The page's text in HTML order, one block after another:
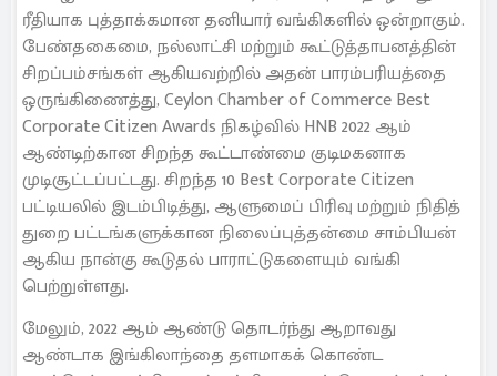
ரீதியாக புத்தாக்கமான தனியார் வங்கிகளில் ஒன்றாகும்.
பேண்தகைமை, நல்லாட்சி மற்றும் கூட்டுத்தாபனத்தின்
சிறப்பம்சங்கள் ஆகியவற்றில் அதன் பாரம்பரியத்தை
ஒருங்கிணைத்து, Ceylon Chamber of Commerce Best
Corporate Citizen Awards நிகழ்வில் HNB 2022 ஆம்
ஆண்டிற்கான சிறந்த கூட்டாண்மை குடிமகனாக
முடிசூட்டப்பட்டது. சிறந்த 10 Best Corporate Citizen
பட்டியலில் இடம்பிடித்து, ஆளுமைப் பிரிவு மற்றும் நிதித்
துறை பட்டங்களுக்கான நிலைப்புத்தன்மை சாம்பியன்
ஆகிய நான்கு கூடுதல் பாராட்டுகளையும் வங்கி
பெற்றுள்ளது.
மேலும், 2022 ஆம் ஆண்டு தொடர்ந்து ஆறாவது
ஆண்டாக இங்கிலாந்தை தளமாகக் கொண்ட